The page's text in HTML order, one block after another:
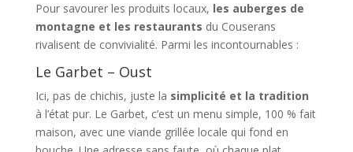
Pour savourer les produits locaux, les auberges de
montagne et les restaurants du Couserans
rivalisent de convivialité. Parmi les incontournables :
Le Garbet – Oust
Ici, pas de chichis, juste la simplicité et la tradition
à l’état pur. Le Garbet, c’est un menu simple, 100 % fait
maison, avec une viande grillée locale qui fond en